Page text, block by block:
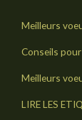
Meilleurs
Conseils
Meilleurs
LIRE LES